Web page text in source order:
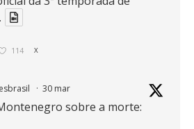
114 X
· 30 mar
sobre a morte: